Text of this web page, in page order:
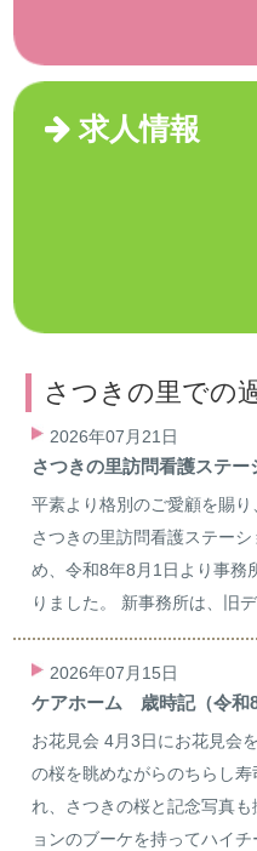
求人情報
さつきの里での
2026年07月21日
さつきの里訪問看護ステ
平素より格別のご愛顧を賜り
さつきの里訪問看護ステー
め、令和8年8月1日より事務
りました。 新事務所は、旧
2026年07月15日
ケアホーム 歳時記（令和8
お花見会 4月3日にお花見会
の桜を眺めながらのちらし
れ、さつきの桜と記念写真
ョンのブーケを持ってハイ